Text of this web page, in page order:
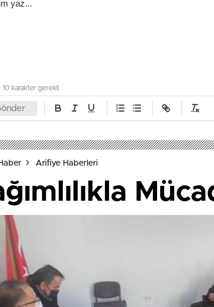
10 karakter gerekli
Arifiye Haberleri